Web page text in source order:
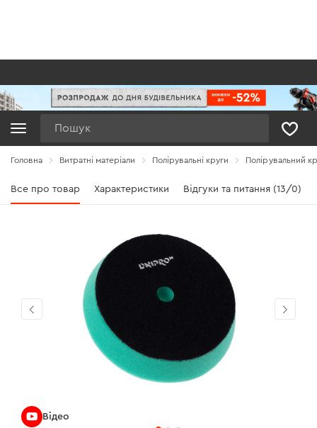
Головна Витратні матеріали Полірувальні круги Полірувальний
Все про товар Характеристики Відгуки та питання (13/0)
Відео